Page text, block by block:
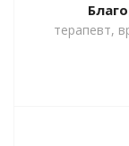
терапевт,